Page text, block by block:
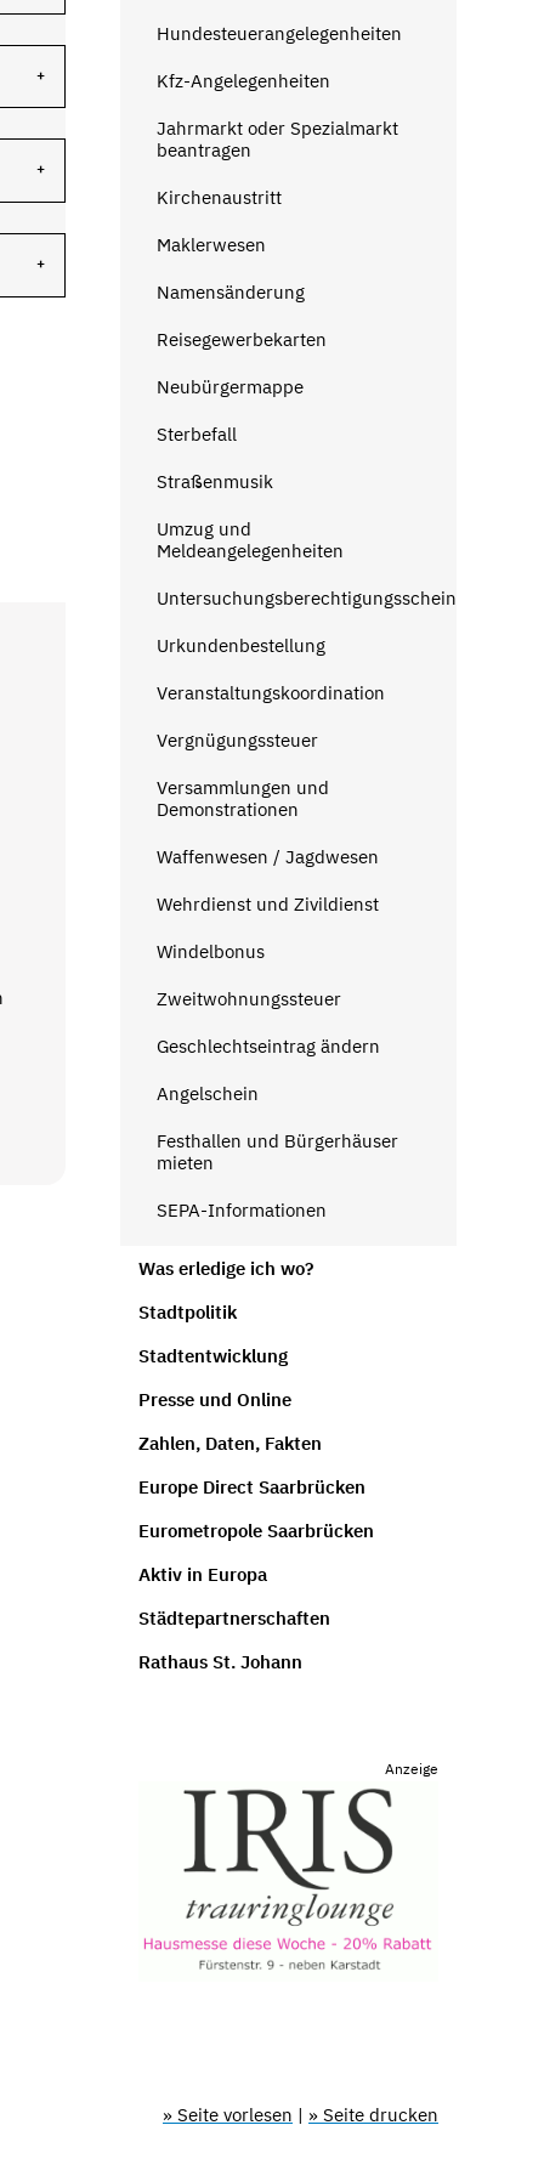
Hundesteuerangelegenheiten
Kfz-Angelegenheiten
Jahrmarkt oder Spezialmarkt
beantragen
Kirchenaustritt
Maklerwesen
Namensänderung
Reisegewerbekarten
Neubürgermappe
Sterbefall
Straßenmusik
Umzug und
Meldeangelegenheiten
Untersuchungsberechtigungsschein
Urkundenbestellung
Veranstaltungskoordination
Vergnügungssteuer
Versammlungen und
Demonstrationen
Waffenwesen / Jagdwesen
Wehrdienst und Zivildienst
Windelbonus
Zweitwohnungssteuer
Geschlechtseintrag ändern
Angelschein
Festhallen und Bürgerhäuser
mieten
SEPA-Informationen
Was erledige ich wo?
Stadtpolitik
Stadtentwicklung
Presse und Online
Zahlen, Daten, Fakten
Europe Direct Saarbrücken
Eurometropole Saarbrücken
Aktiv in Europa
Städtepartnerschaften
Rathaus St. Johann
Anzeige
» Seite vorlesen | » Seite drucken